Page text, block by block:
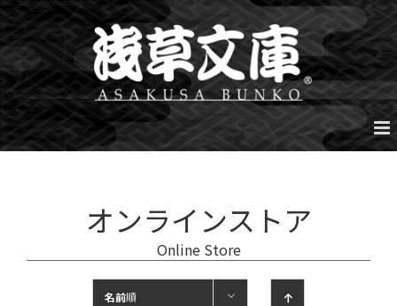
Skip
to
content
オンラインストア
Online Store
名前順